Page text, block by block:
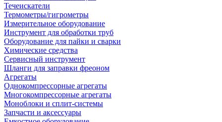
Течеискатели
Термометры/гигрометры
Измерительное оборудование
Инструмент для обработки труб
Оборудование для пайки и сварки
Химические средства
Сервисный инструмент
Шланги для заправки фреоном
Агрегаты
Однокомпрессорные агрегаты
Многокомпрессорные агрегаты
Моноблоки и сплит-системы
Запчасти и аксессуары